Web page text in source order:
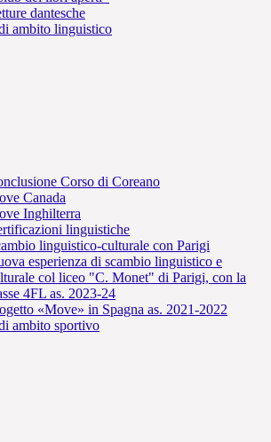
dantesche
ambito linguistico
Corso di Coreano
Canada
Inghilterra
linguistiche
linguistico-culturale con Parigi
esperienza di scambio linguistico e
col liceo "C. Monet" di Parigi, con la
4FL as. 2023-24
«Move» in Spagna as. 2021-2022
ambito sportivo